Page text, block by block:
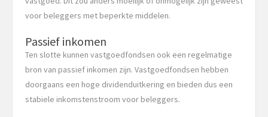
voor beleggers met beperkte middelen.
Passief inkomen
Ten slotte kunnen vastgoedfondsen ook een regelmatige
bron van passief inkomen zijn. Vastgoedfondsen hebben
doorgaans een hoge dividenduitkering en bieden dus een
stabiele inkomstenstroom voor beleggers.